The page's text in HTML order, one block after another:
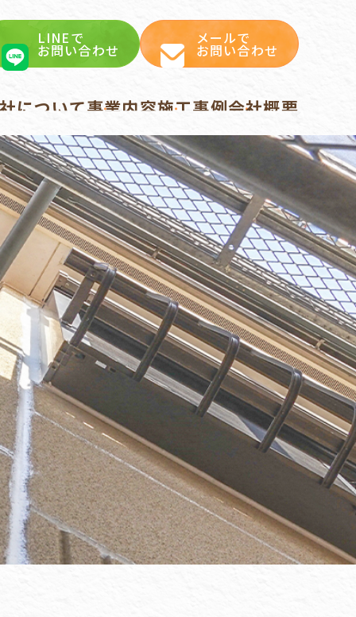
LINEで
お問い合わせ
メールで
お問い合わせ
について事業内容施工事例会社概要